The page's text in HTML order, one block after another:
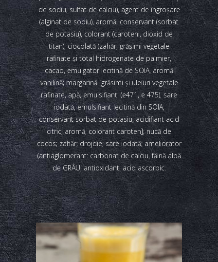
de sodiu, sulfat de calciu), agent de îngroșare
(alginat de sodiu), aromă, conservant (sorbat
de potasiu), colorant (caroteni, dioxid de
titan); ciocolată (zahăr, grăsimi vegetale
rafinate și total hidrogenate de palmier,
cacao, emulgator lecitină de SOIA, aromă
vanilină; margarină [grăsimi și uleiuri vegetale
rafinate, apă, emulsifianți (e471, e 475), sare
iodată, emulsifiant lecitină din SOIA,
conservant sorbat de potasiu, acidifiant acid
citric, aromă, colorant caroten]; nucă de
cocos; zahăr; drojdie; sare iodată; ameliorator
(antiaglomerant: carbonat de calciu, făină albă
de GRÂU, antioxidant: acid ascorbic.